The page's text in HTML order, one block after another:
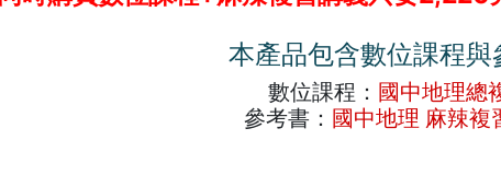
本產品包含數位課程與
數位課程： 國中地理總
參考書： 國中地理 麻辣複